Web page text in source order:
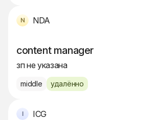
NDA
content manager
зп не указана
middle удалённо
ICG